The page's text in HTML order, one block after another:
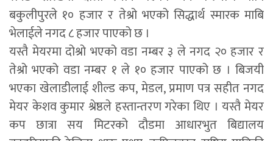
बकुलीपुरले १० हजार र तेश्रो भएको सिद्धार्थ स्मारक माबि
भेलाईले नगद ८ हजार पाएको छ ।
यस्तै मेयरमा दोश्रो भएको वडा नम्बर ३ ले नगद २० हजार र
तेश्रो भएको वडा नम्बर १ ले १० हजार पाएको छ । बिजयी
भएका खेलाडीलाई शील्ड कप, मेडल, प्रमाण पत्र सहीत नगद
मेयर केशव कुमार श्रेष्ठले हस्तान्तरण गरेका थिए । यस्तै मेयर
कप छात्रा सय मिटरको दौडमा आधारभुत बिद्यालय